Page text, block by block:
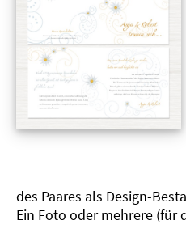
des Paares als Design-
Ein Foto oder mehrere (für